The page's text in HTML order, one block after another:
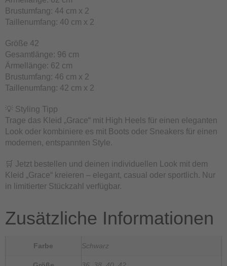
Brustumfang: 44 cm x 2
Taillenumfang: 40 cm x 2
Größe 42
Gesamtlänge: 96 cm
Ärmellänge: 62 cm
Brustumfang: 46 cm x 2
Taillenumfang: 42 cm x 2
💡 Styling Tipp
Trage das Kleid „Grace“ mit High Heels für einen eleganten
Look oder kombiniere es mit Boots oder Sneakers für einen
modernen, entspannten Style.
🛒 Jetzt bestellen und deinen individuellen Look mit dem
Kleid „Grace“ kreieren – elegant, casual oder sportlich. Nur
in limitierter Stückzahl verfügbar.
Zusätzliche Informationen
Farbe Schwarz